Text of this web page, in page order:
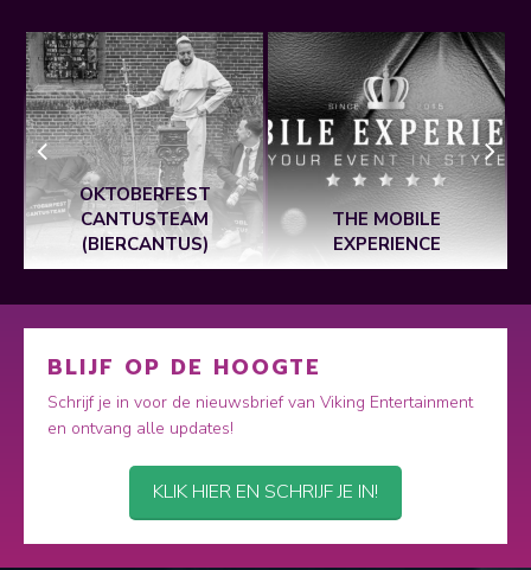
OKTOBERFEST
CANTUSTEAM
(BIERCANTUS)
THE MOBILE
EXPERIENCE
BLIJF OP DE HOOGTE
Schrijf je in voor de nieuwsbrief van Viking Entertainment
en ontvang alle updates!
KLIK HIER EN SCHRIJF JE IN!